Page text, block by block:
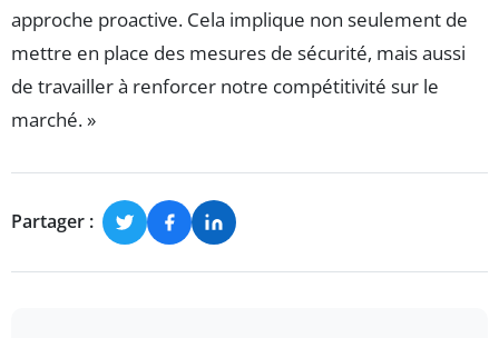
approche proactive. Cela implique non seulement de
mettre en place des mesures de sécurité, mais aussi
de travailler à renforcer notre compétitivité sur le
marché. »
Partager :